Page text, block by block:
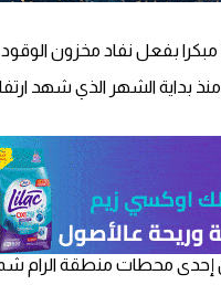
بفعل نفاد مخزون الوقود
إحدى محطات منطقة الرام